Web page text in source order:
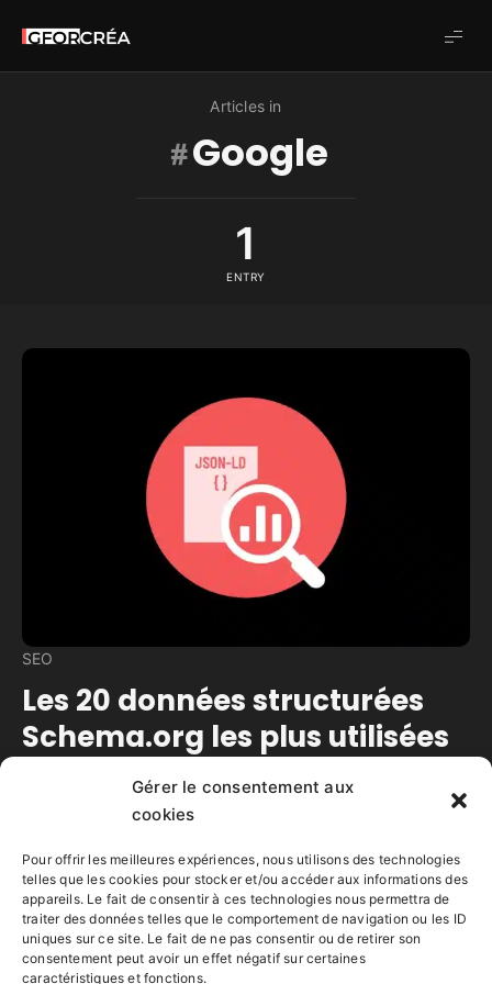
Gérer le consentement aux
cookies
Pour offrir les meilleures expériences, nous utilisons des technologies
telles que les cookies pour stocker et/ou accéder aux informations des
appareils. Le fait de consentir à ces technologies nous permettra de
traiter des données telles que le comportement de navigation ou les ID
uniques sur ce site. Le fait de ne pas consentir ou de retirer son
consentement peut avoir un effet négatif sur certaines
caractéristiques et fonctions.
Studio
GforCréa
Articles in
Google
1
ENTRY
SEO
Les 20 données structurées
Schema.org les plus utilisées
Temps de lecture estimé :12 minutes
Les données structurées Schema.org les plus
utilisées pour optimiser un site WordPress
professionnel.
Lire la suite